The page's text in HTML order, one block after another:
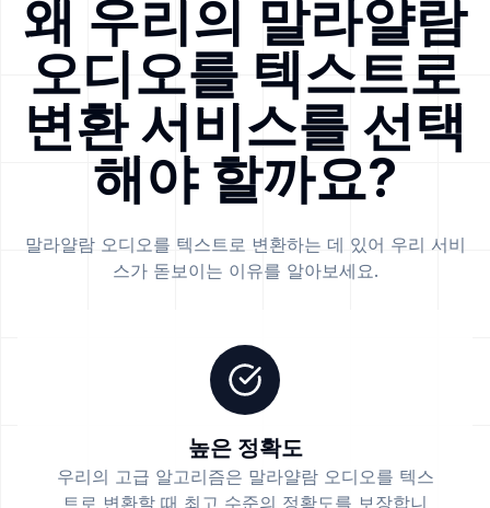
왜 우리의 말라얄람
오디오를 텍스트로
변환 서비스를 선택
해야 할까요?
말라얄람 오디오를 텍스트로 변환하는 데 있어 우리 서비
스가 돋보이는 이유를 알아보세요.
높은 정확도
우리의 고급 알고리즘은 말라얄람 오디오를 텍스
트로 변환할 때 최고 수준의 정확도를 보장합니